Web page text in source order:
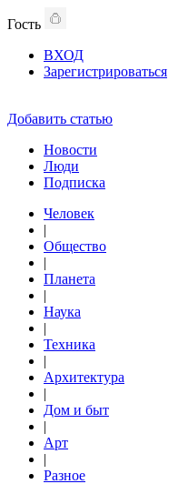
Гость
ВХОД
Зарегистрироваться
Добавить статью
Новости
Люди
Подписка
Человек
|
Общество
|
Планета
|
Наука
|
Техника
|
Архитектура
|
Дом и быт
|
Арт
|
Разное